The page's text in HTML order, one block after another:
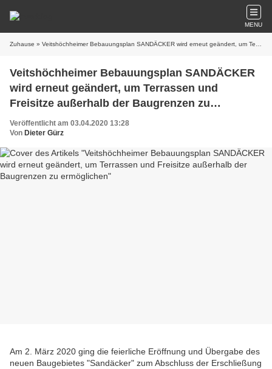
MENU
Zuhause » Veitshöchheimer Bebauungsplan SANDÄCKER wird erneut geändert, um Terrassen und Freisitze außerhalb der Baugrenzen zu ermöglichen
Veitshöchheimer Bebauungsplan SANDÄCKER
wird erneut geändert, um Terrassen und
Freisitze außerhalb der Baugrenzen zu
ermöglichen
Veröffentlicht am 03.04.2020 13:28
Von Dieter Gürz
Am 2. März 2020 ging die feierliche Eröffnung und Übergabe des
neuen Baugebietes "Sandäcker" zum Abschluss der Erschließung